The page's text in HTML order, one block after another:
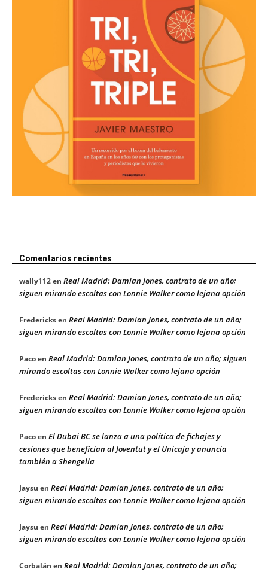
Comentarios recientes
wally112en Real Madrid: Damian Jones, contrato de un año;
siguen mirando escoltas con Lonnie Walker como lejana opción
Fredericksen Real Madrid: Damian Jones, contrato de un año;
siguen mirando escoltas con Lonnie Walker como lejana opción
Pacoen Real Madrid: Damian Jones, contrato de un año; siguen
mirando escoltas con Lonnie Walker como lejana opción
Fredericksen Real Madrid: Damian Jones, contrato de un año;
siguen mirando escoltas con Lonnie Walker como lejana opción
Pacoen El Dubai BC se lanza a una política de fichajes y
cesiones que benefician al Joventut y el Unicaja y anuncia
también a Shengelia
Jaysu en Real Madrid: Damian Jones, contrato de un año;
siguen mirando escoltas con Lonnie Walker como lejana opción
Jaysu en Real Madrid: Damian Jones, contrato de un año;
siguen mirando escoltas con Lonnie Walker como lejana opción
Corbalán en Real Madrid: Damian Jones, contrato de un año;